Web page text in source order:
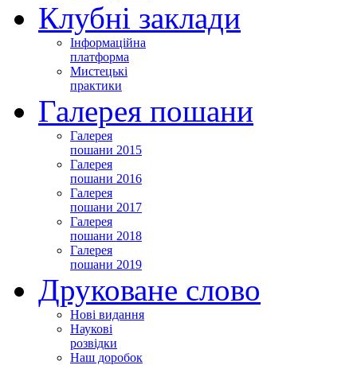
Клубні заклади
Інформаційна
платформа
Мистецькі
практики
Галерея пошани
Галерея
пошани 2015
Галерея
пошани 2016
Галерея
пошани 2017
Галерея
пошани 2018
Галерея
пошани 2019
Друковане слово
Нові видання
Наукові
розвідки
Наш доробок